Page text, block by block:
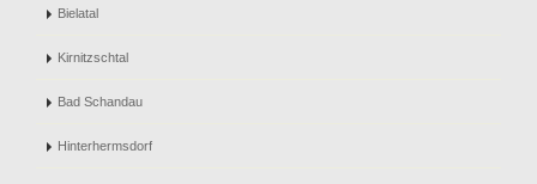
Bielatal
Kirnitzschtal
Bad Schandau
Hinterhermsdorf